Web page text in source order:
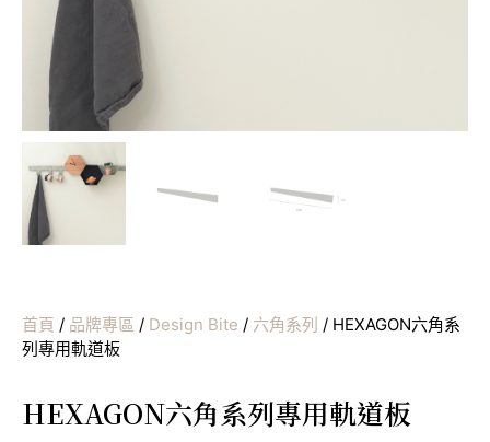
首頁 / 品牌專區 / Design Bite / 六角系列 / HEXAGON六角系
列專用軌道板
HEXAGON六角系列專用軌道板